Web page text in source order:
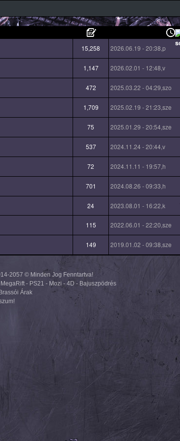
15,258 2026.06.19 - 20:38,p
1,147 2026.02.01 - 12:48,v
472 2025.03.22 - 04:29,szo
1,709 2025.02.19 - 21:23,sze
75 2025.01.29 - 20:54,sze
537 2024.11.24 - 20:44,v
72 2024.11.11 - 19:57,h
701 2024.08.26 - 09:33,h
24 2023.08.01 - 16:22,k
115 2022.06.01 - 22:20,sze
149 2019.01.02 - 09:38,sze
2057 © Minden Jog Fenntartva!
- PS21 - Mozi - 4D - Bajuszpödrés
Árak